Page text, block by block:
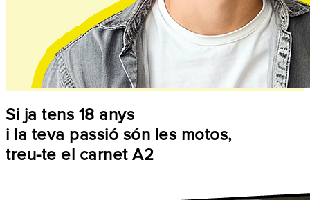
Si ja tens 18 anys
i la teva passió són les motos,
treu-te el carnet A2